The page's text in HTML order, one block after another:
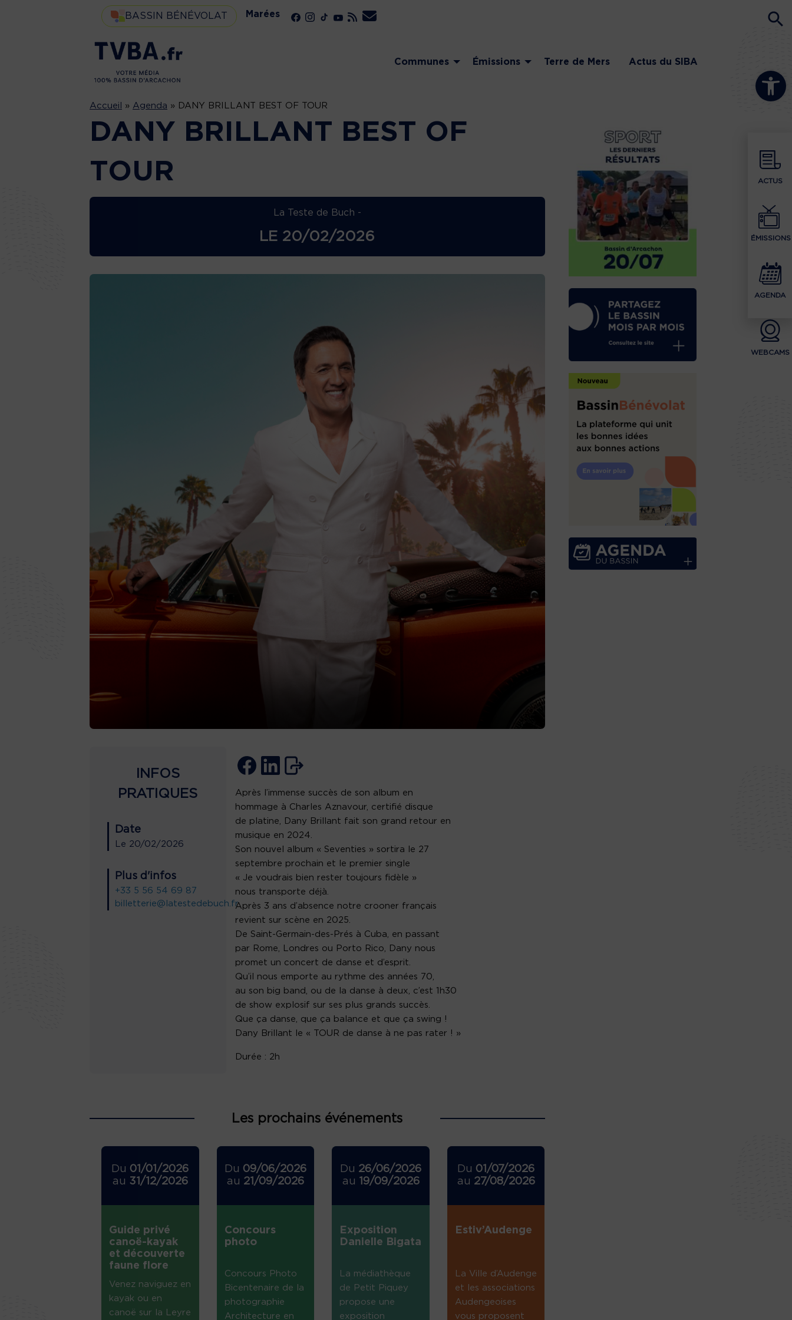
Ouvrir la
ACTUS
ÉMISSIONS
AGENDA
WEBCAMS
BASSIN BÉNÉVOLAT Marées
Communes Émissions Terre de Mers Actus du SIBA
Accueil » Agenda » DANY BRILLANT BEST OF TOUR
DANY BRILLANT BEST OF
TOUR
La Teste de Buch -
LE 20/02/2026
INFOS
PRATIQUES
Date
Le 20/02/2026
Plus d'infos
+33 5 56 54 69 87
billetterie@latestedebuch.fr
Après l’immense succès de son album en
hommage à Charles Aznavour, certifié disque
de platine, Dany Brillant fait son grand retour en
musique en 2024.
Son nouvel album « Seventies » sortira le 27
septembre prochain et le premier single
« Je voudrais bien rester toujours fidèle »
nous transporte déjà.
Après 3 ans d’absence notre crooner français
revient sur scène en 2025.
De Saint-Germain-des-Prés à Cuba, en passant
par Rome, Londres ou Porto Rico, Dany nous
promet un concert de danse et d’esprit.
Qu’il nous emporte au rythme des années 70,
au son big band, ou de la danse à deux, c’est 1h30
de show explosif sur ses plus grands succès.
Que ça danse, que ça balance et que ça swing !
Dany Brillant le « TOUR de danse à ne pas rater ! »
Durée : 2h
Les prochains événements
Du 01/01/2026
au 31/12/2026
Guide privé
canoë-kayak
et découverte
faune flore
Venez naviguez en
kayak ou en
canoë sur la Leyre
Du 09/06/2026
au 21/09/2026
Concours
photo
Concours Photo
Bicentenaire de la
photographie
Architecture en
Du 26/06/2026
au 19/09/2026
Exposition
Danielle Bigata
La médiathèque
de Petit Piquey
propose une
exposition
Du 01/07/2026
au 27/08/2026
Estiv’Audenge
La Ville d’Audenge
et les associations
Audengeoises
vous proposent